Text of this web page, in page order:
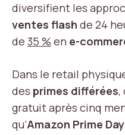
diversifient les
ventes flash de 24
de 35 % en e-
Dans le retail
des primes différées,
gratuit après cinq
qu’Amazon Prime Day